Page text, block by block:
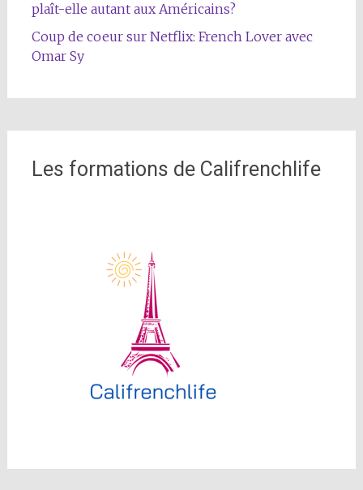
plaît-elle autant aux Américains?
Coup de coeur sur Netflix: French Lover avec
Omar Sy
Les formations de Califrenchlife